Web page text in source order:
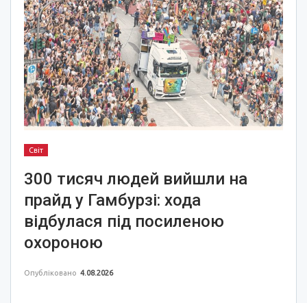
Світ
300 тисяч людей вийшли на
прайд у Гамбурзі: хода
відбулася під посиленою
охороною
Опубліковано 4.08.2026